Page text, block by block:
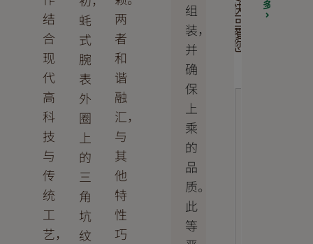
结
合
现
代
高
科
技
与
传
统
工
艺，
蚝
式
腕
表
外
圈
上
的
三
角
坑
纹
两
者
和
谐
融
汇，
与
其
他
特
性
巧
组
装，
并
确
保
上
乘
的
品
质。
此
等
快
回
覆
您
多